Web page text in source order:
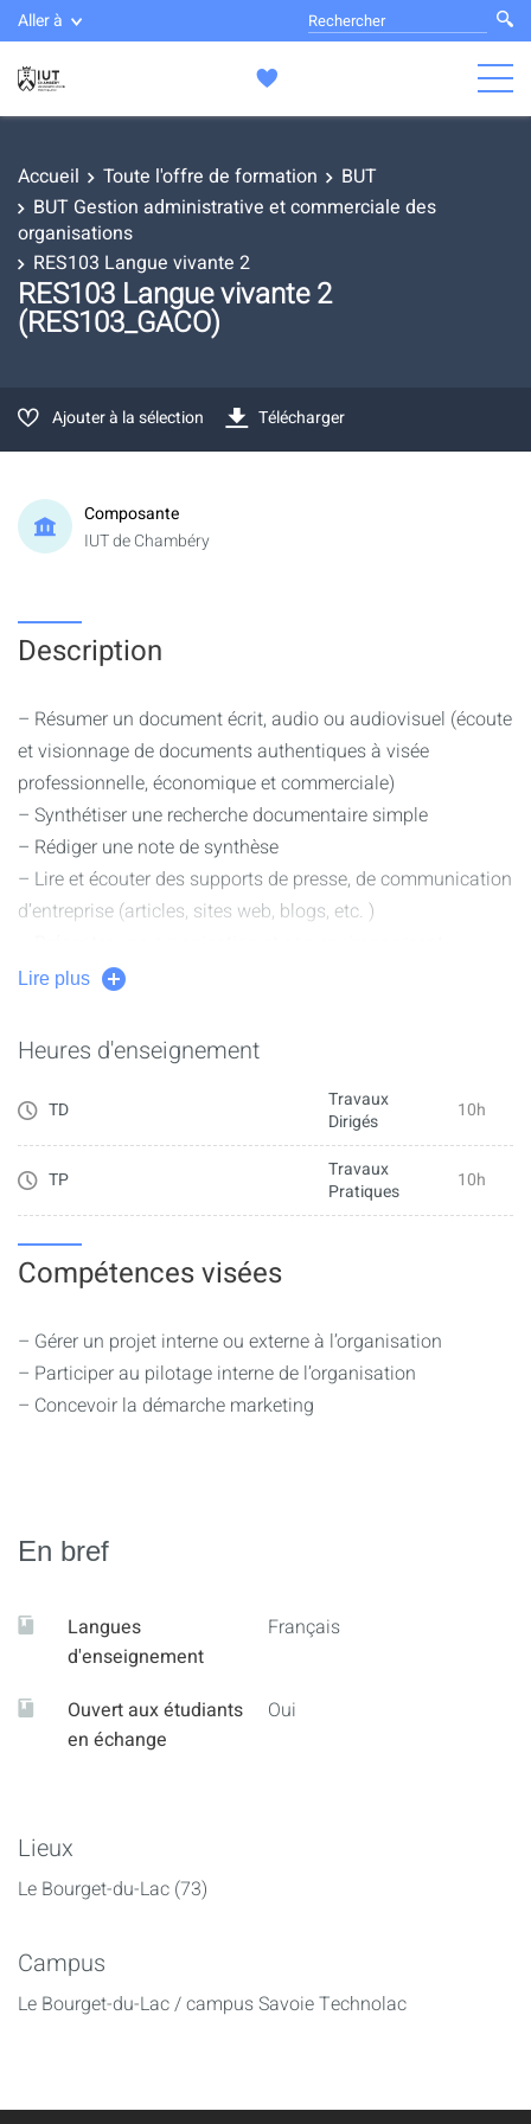
Aller à
Accueil Toute l'offre de formation
BUT
BUT Gestion administrative et commerciale des
organisations
RES103 Langue vivante 2
RES103 Langue vivante 2
(RES103_GACO)
Ajouter à la sélection Télécharger
Composante
IUT de Chambéry
Description
– Résumer un document écrit, audio ou audiovisuel (écoute
et visionnage de documents authentiques à visée
professionnelle, économique et commerciale)
– Synthétiser une recherche documentaire simple
– Rédiger une note de synthèse
– Lire et écouter des supports de presse, de communication
d’entreprise (articles, sites web, blogs, etc. )
(entreprise, association...)
exploitation de graphique simple)
– S’exprimer de manière structurée à l’écrit et à l’oral
(présentation de dialogues professionnels, mise en
– Repérer les impacts des différences culturelles dans des
organisations à portée internationale et l’approche des
vivante concernée
– Assimiler le vocabulaire lié au monde de l’entreprise
Lire plus
Heures d'enseignement
TD
Travaux
Dirigés
10h
TP
Travaux
Pratiques
10h
Compétences visées
– Gérer un projet interne ou externe à l’organisation
– Participer au pilotage interne de l’organisation
– Concevoir la démarche marketing
En bref
Langues
d'enseignement
Français
Ouvert aux étudiants
en échange
Oui
Lieux
Le Bourget-du-Lac (73)
Campus
Le Bourget-du-Lac / campus Savoie Technolac